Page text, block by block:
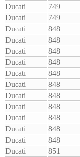
Ducati
749
Ducati
749
Ducati
848
Ducati
848
Ducati
848
Ducati
848
Ducati
848
Ducati
848
Ducati
848
Ducati
848
Ducati
848
Ducati
848
Ducati
848
Ducati
851